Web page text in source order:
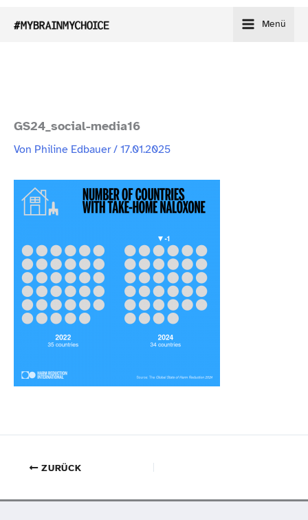
Inhalt
Menü
GS24_​social-​media16
Von Philine Edbauer/17.01.2025
ZURÜCK